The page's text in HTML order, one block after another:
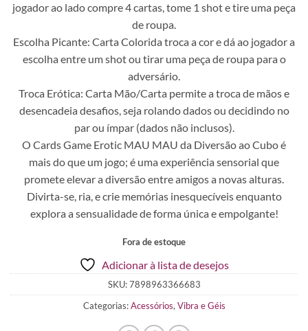
jogador ao lado compre 4 cartas, tome 1 shot e tire uma peça
de roupa.
Escolha Picante: Carta Colorida troca a cor e dá ao jogador a
escolha entre um shot ou tirar uma peça de roupa para o
adversário.
Troca Erótica: Carta Mão/Carta permite a troca de mãos e
desencadeia desafios, seja rolando dados ou decidindo no
par ou ímpar (dados não inclusos).
O Cards Game Erotic MAU MAU da Diversão ao Cubo é
mais do que um jogo; é uma experiência sensorial que
promete elevar a diversão entre amigos a novas alturas.
Divirta-se, ria, e crie memórias inesquecíveis enquanto
explora a sensualidade de forma única e empolgante!
Fora de estoque
Adicionar à lista de desejos
SKU:7898963366683
Categorias:Acessórios, Vibra e Géis